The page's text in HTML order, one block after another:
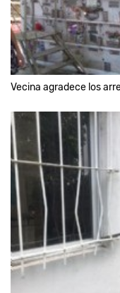
Vecina agradece los